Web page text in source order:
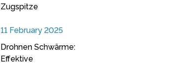
Zugspitze
11 February 2025
Drohnen Schwärme:
Effektive